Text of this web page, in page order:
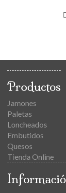
Productos
Jamones
Paletas
Loncheados
Embutidos
Quesos
Tienda Online